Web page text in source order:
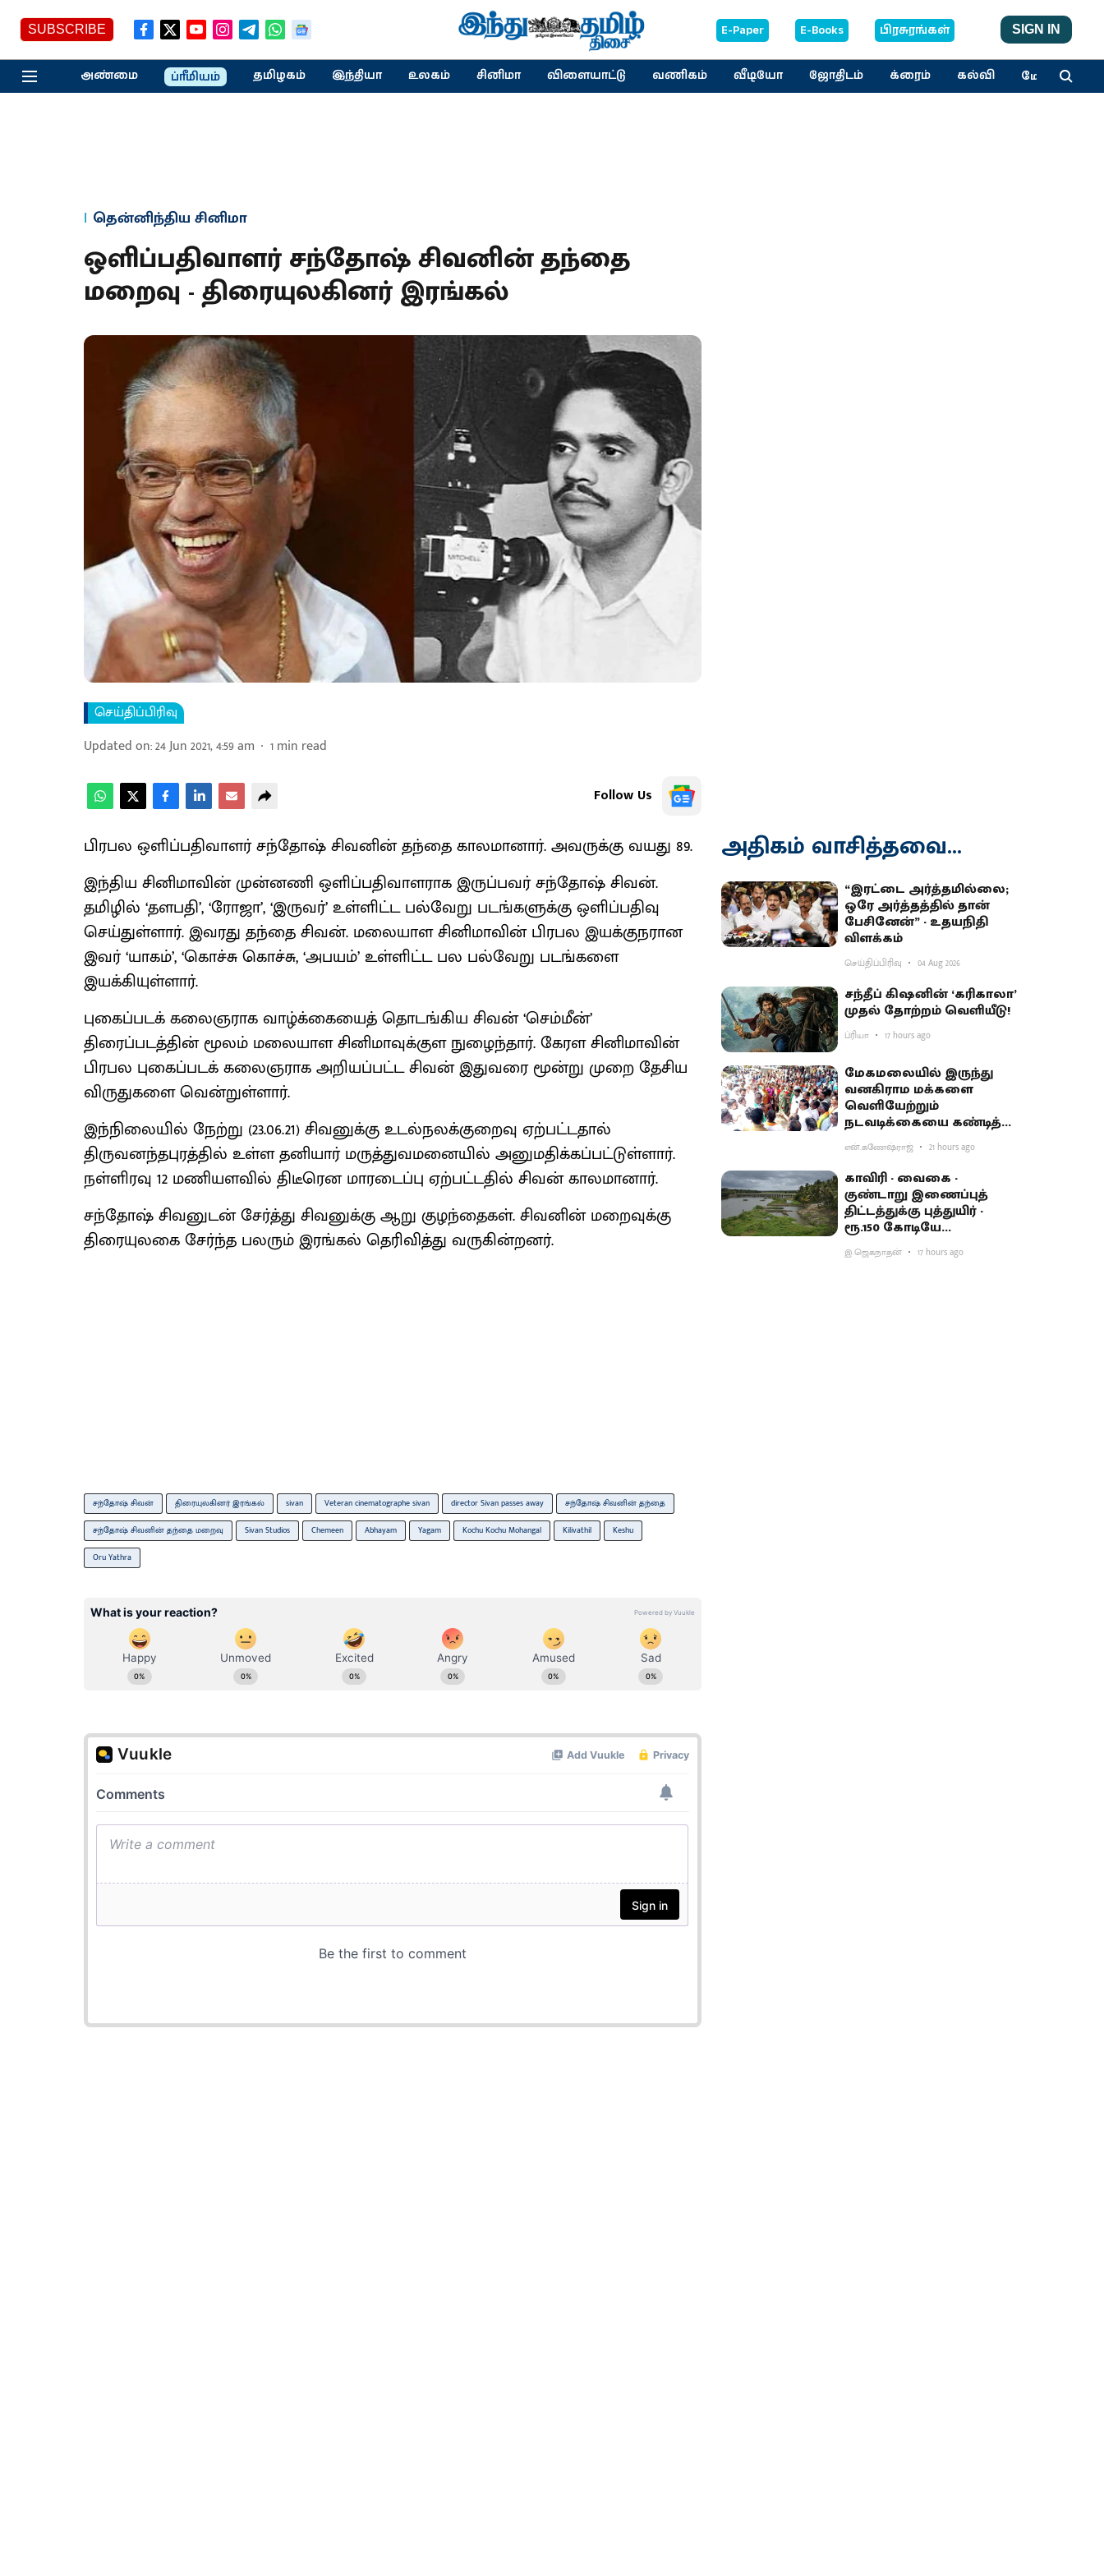
SUBSCRIBE E-Paper E-Books பிரசுரங்கள் SIGN IN
அண்மை ப்ரீமியம் தமிழகம் இந்தியா உலகம் சினிமா விளையாட்டு வணிகம் வீடியோ ஜோதிடம் க்ரைம் கல்வி மேலும்
தென்னிந்திய சினிமா
ஒளிப்பதிவாளர் சந்தோஷ் சிவனின் தந்தை
மறைவு - திரையுலகினர் இரங்கல்
செய்திப்பிரிவு
Updated on:24 Jun 2021, 4:59 am 1min read
Follow Us
பிரபல ஒளிப்பதிவாளர் சந்தோஷ் சிவனின் தந்தை காலமானார். அவருக்கு வயது 89.
இந்திய சினிமாவின் முன்னணி ஒளிப்பதிவாளராக இருப்பவர் சந்தோஷ் சிவன்.
தமிழில் ‘தளபதி’, ‘ரோஜா’, ‘இருவர்’ உள்ளிட்ட பல்வேறு படங்களுக்கு ஒளிப்பதிவு
செய்துள்ளார். இவரது தந்தை சிவன். மலையாள சினிமாவின் பிரபல இயக்குநரான
இவர் ‘யாகம்’, ‘கொச்சு கொச்சு, ‘அபயம்’ உள்ளிட்ட பல பல்வேறு படங்களை
இயக்கியுள்ளார்.
புகைப்படக் கலைஞராக வாழ்க்கையைத் தொடங்கிய சிவன் ‘செம்மீன்’
திரைப்படத்தின் மூலம் மலையாள சினிமாவுக்குள நுழைந்தார். கேரள சினிமாவின்
பிரபல புகைப்படக் கலைஞராக அறியப்பட்ட சிவன் இதுவரை மூன்று முறை தேசிய
விருதுகளை வென்றுள்ளார்.
இந்நிலையில் நேற்று (23.06.21) சிவனுக்கு உடல்நலக்குறைவு ஏற்பட்டதால்
திருவனந்தபுரத்தில் உள்ள தனியார் மருத்துவமனையில் அனுமதிக்கப்பட்டுள்ளார்.
நள்ளிரவு 12 மணியளவில் திடீரென மாரடைப்பு ஏற்பட்டதில் சிவன் காலமானார்.
சந்தோஷ் சிவனுடன் சேர்த்து சிவனுக்கு ஆறு குழந்தைகள். சிவனின் மறைவுக்கு
திரையுலகை சேர்ந்த பலரும் இரங்கல் தெரிவித்து வருகின்றனர்.
சந்தோஷ் சிவன் திரையுலகினர் இரங்கல் sivan Veteran cinematographe sivan director Sivan passes away சந்தோஷ் சிவனின் தந்தை
சந்தோஷ் சிவனின் தந்தை மறைவு Sivan Studios Chemeen Abhayam Yagam Kochu Kochu Mohangal Kilivathil Keshu
Oru Yathra
அதிகம் வாசித்தவை...
“இரட்டை அர்த்தமில்லை;
ஒரே அர்த்தத்தில் தான்
பேசினேன்” - உதயநிதி
விளக்கம்
செய்திப்பிரிவு 04 Aug 2026
சந்தீப் கிஷனின் ‘கரிகாலா’
முதல் தோற்றம் வெளியீடு!
ப்ரியா 17 hours ago
மேகமலையில் இருந்து
வனகிராம மக்களை
வெளியேற்றும்
நடவடிக்கையை கண்டித்து
ஆர்ப்பாட்டம்
என்.கணேஷ்ராஜ் 21 hours ago
காவிரி - வைகை -
குண்டாறு இணைப்புத்
திட்டத்துக்கு புத்துயிர் -
ரூ.150 கோடியே
ஒதுக்கியதால் விவசாயிகள்
ஏமாற்றம்
இ.ஜெகநாதன் 17 hours ago